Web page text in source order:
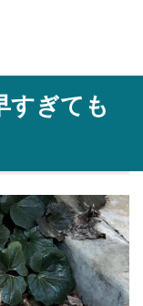
すぎても